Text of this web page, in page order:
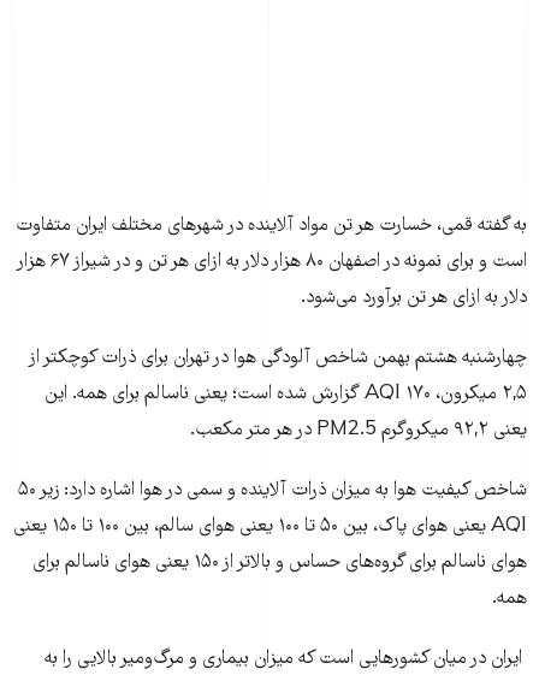
به گفته قمی، خسارت هر تن مواد آلاینده در شهرهای مختلف ایران متفاوت
است و برای نمونه در اصفهان ۸۰ هزار دلار به ازای هر تن و در شیراز ۶۷ هزار
دلار به ازای هر تن برآورد می‌شود.
چهارشنبه هشتم بهمن شاخص آلودگی هوا در تهران برای ذرات کوچکتر از
۲,۵ میکرون، ۱۷۰ AQI گزارش شده است؛ یعنی ناسالم برای همه. این
یعنی ۹۲,۲ میکروگرم PM2.5 در هر متر مکعب.
شاخص کیفیت هوا به میزان ذرات آلاینده و سمی در هوا اشاره دارد: زیر ۵۰
AQI یعنی هوای پاک، بین ۵۰ تا ۱۰۰ یعنی هوای سالم، بین ۱۰۰ تا ۱۵۰ یعنی
هوای ناسالم برای گروه‌های حساس و بالاتر از ۱۵۰ یعنی هوای ناسالم برای
همه.
ایران در میان کشورهایی است که میزان بیماری و مرگ‌و‌میر بالایی را به